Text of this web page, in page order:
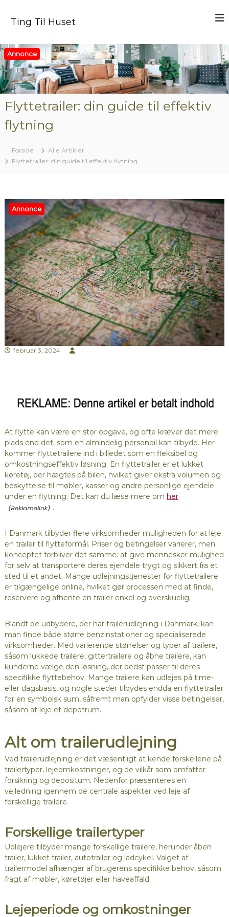
r
e
t
i
l
Ting Til Huset
Annonce
Flyttetrailer: din guide til effektiv
flytning
Forside
Alle Artikler
Flyttetrailer: din guide til effektiv flytning
Annonce
februar 3, 2024
At flytte kan være en stor opgave, og ofte kræver det mere
plads end det, som en almindelig personbil kan tilbyde. Her
kommer flyttetrailere ind i billedet som en fleksibel og
omkostningseffektiv løsning. En flyttetrailer er et lukket
køretøj, der hægtes på bilen, hvilket giver ekstra volumen og
beskyttelse til møbler, kasser og andre personlige ejendele
under en flytning. Det kan du læse mere om her
.
I Danmark tilbyder flere virksomheder muligheden for at leje
en trailer til flytteformål. Priser og betingelser varierer, men
konceptet forbliver det samme: at give mennesker mulighed
for selv at transportere deres ejendele trygt og sikkert fra et
sted til et andet. Mange udlejningstjenester for flyttetrailere
er tilgængelige online, hvilket gør processen med at finde,
reservere og afhente en trailer enkel og overskuelig.
Blandt de udbydere, der har trailerudlejning i Danmark, kan
man finde både større benzinstationer og specialiserede
virksomheder. Med varierende størrelser og typer af trailere,
såsom lukkede trailere, gittertrailere og åbne trailere, kan
kunderne vælge den løsning, der bedst passer til deres
specifikke flyttebehov. Mange trailere kan udlejes på time-
eller dagsbasis, og nogle steder tilbydes endda en flyttetrailer
for en symbolsk sum, såfremt man opfylder visse betingelser,
såsom at leje et depotrum.
Alt om trailerudlejning
Ved trailerudlejning er det væsentligt at kende forskellene på
trailertyper, lejeomkostninger, og de vilkår som omfatter
forsikring og depositum. Nedenfor præsenteres en
vejledning igennem de centrale aspekter ved leje af
forskellige trailere.
Forskellige trailertyper
Udlejere tilbyder mange forskellige trailere, herunder åben
trailer, lukket trailer, autotrailer og ladcykel. Valget af
trailermodel afhænger af brugerens specifikke behov, såsom
fragt af møbler, køretøjer eller haveaffald.
Lejeperiode og omkostninger